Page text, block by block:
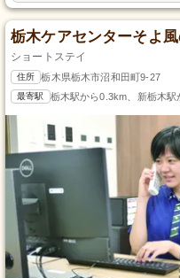
栃木ケアセンターそよ
ショートステイ
住所 栃木県栃木市沼和田町9-27
最寄駅 栃木駅から0.3km、新栃木